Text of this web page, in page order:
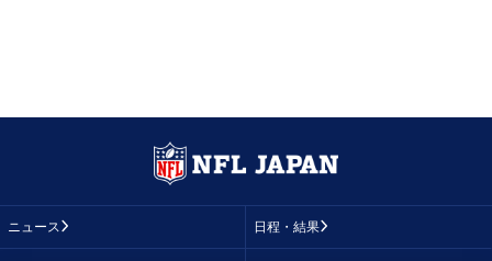
ニュース 日程・結果